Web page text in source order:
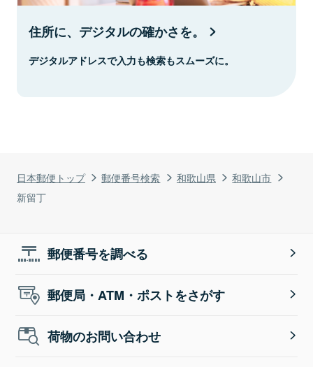
日本郵便トップ 郵便番号検索 和歌山県
和歌山市
新留丁
住所に、デジタルの確かさを。
デジタルアドレスで入力も検索もスムーズに。
郵便番号を調べる
郵便局・ATM・ポストをさがす
荷物のお問い合わせ